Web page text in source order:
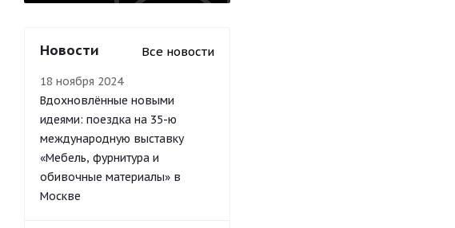
Новости Все новости
18 ноября 2024
Вдохновлённые новыми
идеями: поездка на 35-ю
международную выставку
«Мебель, фурнитура и
обивочные материалы» в
Москве